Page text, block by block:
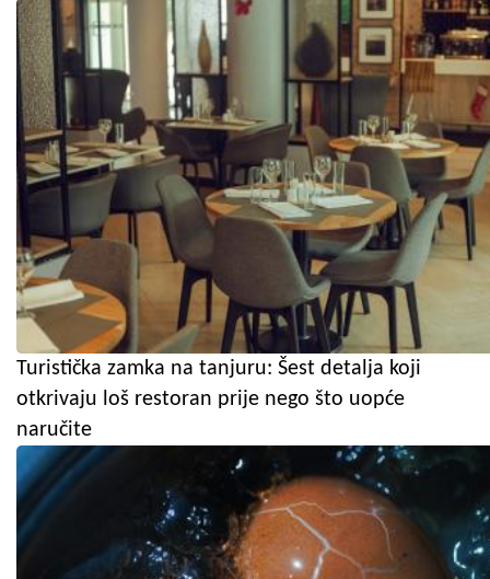
Turistička zamka na tanjuru: Šest detalja koji
otkrivaju loš restoran prije nego što uopće
naručite